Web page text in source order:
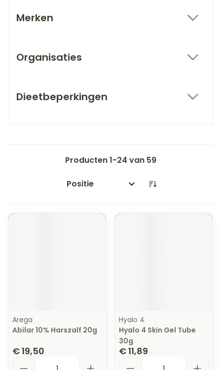
Merken
Organisaties
Dieetbeperkingen
Producten1-24 van 59
Sorteer op:
Arega
Abilar 10% Harszalf 20g
€ 19,50
Hyalo 4
Hyalo 4 Skin Gel Tube
30g
€ 11,89